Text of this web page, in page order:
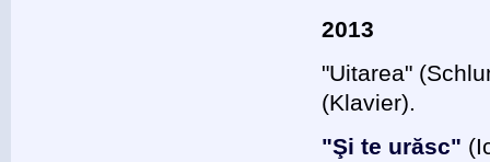
2013
"Uitarea"
(Klavier).
"Şi te urăsc"